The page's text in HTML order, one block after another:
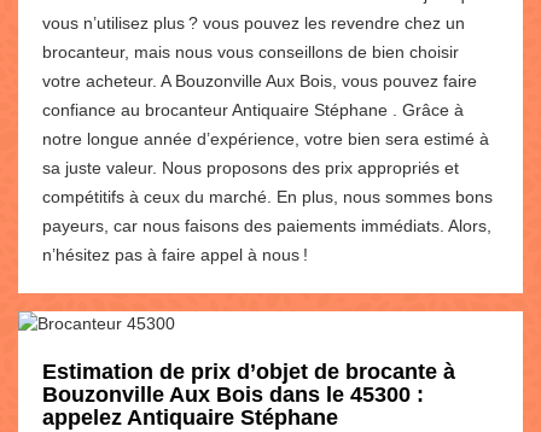
vous n’utilisez plus ? vous pouvez les revendre chez un
brocanteur, mais nous vous conseillons de bien choisir
votre acheteur. A Bouzonville Aux Bois, vous pouvez faire
confiance au brocanteur Antiquaire Stéphane . Grâce à
notre longue année d’expérience, votre bien sera estimé à
sa juste valeur. Nous proposons des prix appropriés et
compétitifs à ceux du marché. En plus, nous sommes bons
payeurs, car nous faisons des paiements immédiats. Alors,
n’hésitez pas à faire appel à nous !
Estimation de prix d’objet de brocante à
Bouzonville Aux Bois dans le 45300 :
appelez Antiquaire Stéphane